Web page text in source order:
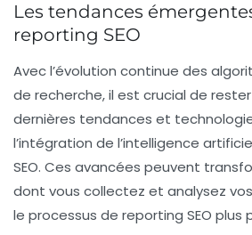
Les tendances
reporting SEO
Avec l’évolution continue des
de recherche, il est crucial de
dernières tendances et
l’intégration de l’intelligence
SEO. Ces avancées peuvent
dont vous collectez et analysez
le processus de reporting SEO plus